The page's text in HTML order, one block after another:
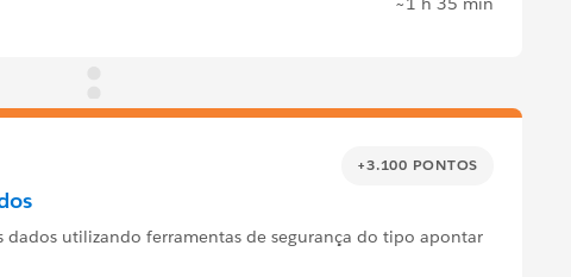
+3.100 PONTOS
dados utilizando ferramentas de segurança do tipo apontar